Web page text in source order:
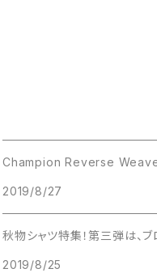
Champion Reverse
2019/8/27
秋物シャツ特集！第三弾は、ブ
2019/8/25